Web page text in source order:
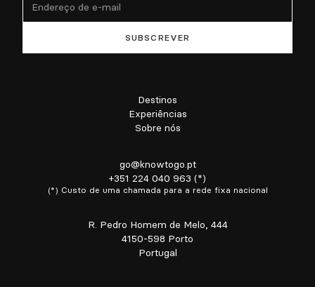
Destinos
Experiências
Sobre nós
go@knowtogo.pt
+351 224 040 963 (*)
(*) Custo de uma chamada para a rede fixa nacional
R. Pedro Homem de Melo, 444
4150-598 Porto
Portugal